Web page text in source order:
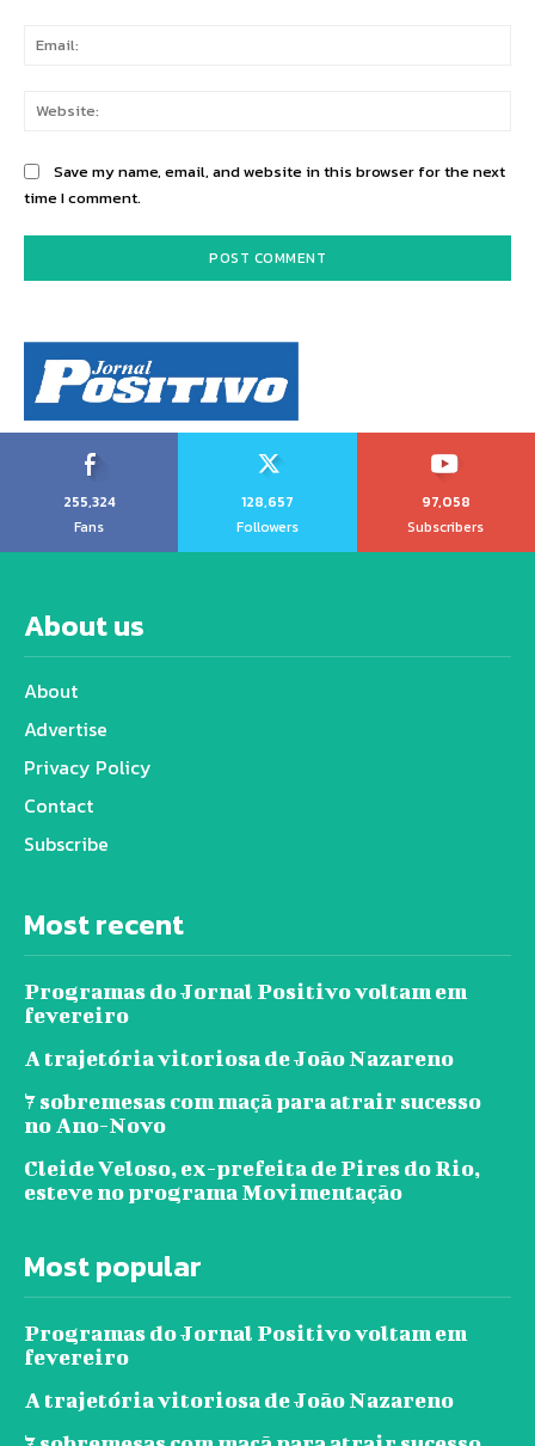
Save my name, email, and website in this browser for the next
time I comment.
255,324
Fans
128,657
Followers
97,058
Subscribers
About us
About
Advertise
Privacy Policy
Contact
Subscribe
Most recent
Programas do Jornal Positivo voltam em
fevereiro
A trajetória vitoriosa de João Nazareno
7 sobremesas com maçã para atrair sucesso
no Ano-Novo
Cleide Veloso, ex-prefeita de Pires do Rio,
esteve no programa Movimentação
Most popular
Programas do Jornal Positivo voltam em
fevereiro
A trajetória vitoriosa de João Nazareno